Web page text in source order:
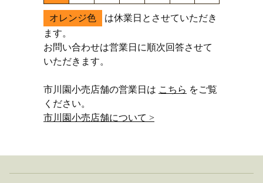
オレンジ色
は休業日とさせていただき
ます。
お問い合わせは営業日に順次回答させて
いただきます。
市川園小売店舗の営業日は こちら をご覧
ください。
市川園小売店舗について >